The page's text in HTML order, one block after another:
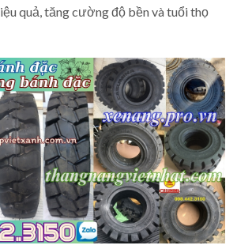
quả, tăng cường độ bền và tuổi thọ